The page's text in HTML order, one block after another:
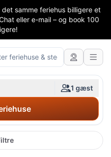
det samme feriehus billigere et
eller e-mail – og book 100
1 gæst